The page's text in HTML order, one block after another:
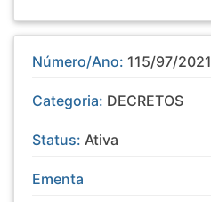
Número/Ano: 115/97/2021
Categoria: DECRETOS
Status: Ativa
Ementa